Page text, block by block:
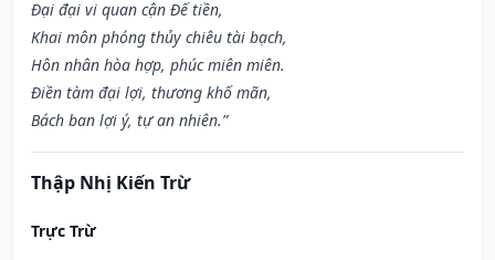
Đại đại vi quan cận Đế tiền,
Khai môn phóng thủy chiêu tài bạch,
Hôn nhân hòa hợp, phúc miên miên.
Điền tàm đại lợi, thương khố mãn,
Bách ban lợi ý, tự an nhiên.”
Thập Nhị Kiến Trừ
Trực Trừ